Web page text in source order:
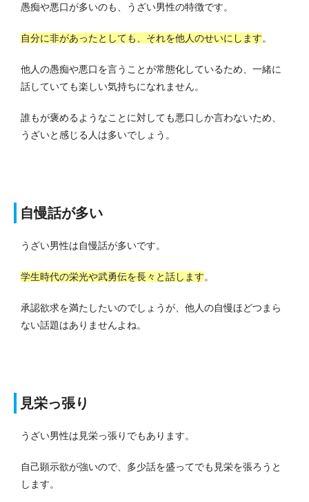
愚痴や悪口が多いのも、うざい男性の特徴です。
自分に非があったとしても、それを他人のせいにします。
他人の愚痴や悪口を言うことが常態化しているため、一緒に
話していても楽しい気持ちになれません。
誰もが褒めるようなことに対しても悪口しか言わないため、
うざいと感じる人は多いでしょう。
自慢話が多い
うざい男性は自慢話が多いです。
学生時代の栄光や武勇伝を長々と話します。
承認欲求を満たしたいのでしょうが、他人の自慢ほどつまら
ない話題はありませんよね。
見栄っ張り
うざい男性は見栄っ張りでもあります。
自己顕示欲が強いので、多少話を盛ってでも見栄を張ろうと
します。